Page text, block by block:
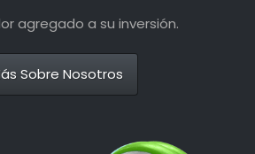
agregado a su inversión.
Sobre Nosotros